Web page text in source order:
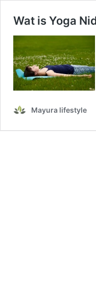
Wat is Yoga
Mayura lifestyle